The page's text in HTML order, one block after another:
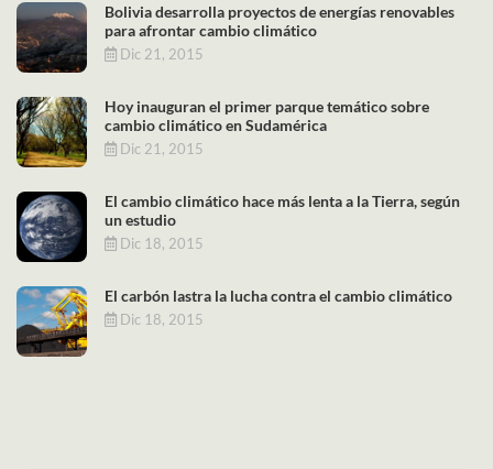
Bolivia desarrolla proyectos de energías renovables
para afrontar cambio climático
Dic 21, 2015
Hoy inauguran el primer parque temático sobre
cambio climático en Sudamérica
Dic 21, 2015
El cambio climático hace más lenta a la Tierra, según
un estudio
Dic 18, 2015
El carbón lastra la lucha contra el cambio climático
Dic 18, 2015